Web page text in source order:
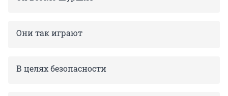
Они так играют
В целях безопасности